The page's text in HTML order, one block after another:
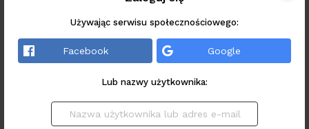
Używając serwisu społecznościowego:
Facebook Google
Lub nazwy użytkownika:
Nazwa
użytkownika
Klopsiki gotowe, no to zaczynamy!